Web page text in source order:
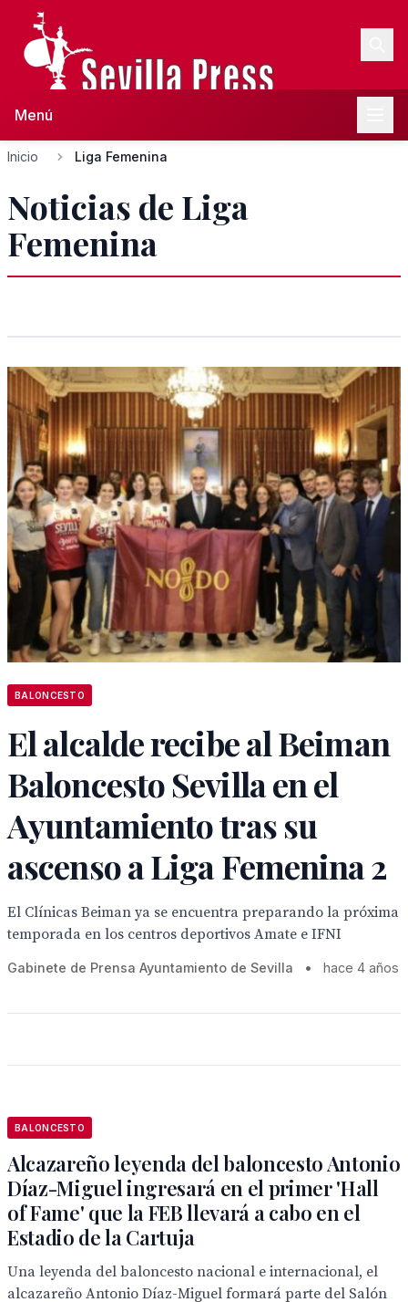
Menú
Inicio Liga Femenina
Noticias de Liga
Femenina
BALONCESTO
El alcalde recibe al Beiman
Baloncesto Sevilla en el
Ayuntamiento tras su
ascenso a Liga Femenina 2
El Clínicas Beiman ya se encuentra preparando la próxima
temporada en los centros deportivos Amate e IFNI
Gabinete de Prensa Ayuntamiento de Sevilla • hace 4 años
BALONCESTO
Alcazareño leyenda del baloncesto Antonio
Díaz-Miguel ingresará en el primer 'Hall
of Fame' que la FEB llevará a cabo en el
Estadio de la Cartuja
Una leyenda del baloncesto nacional e internacional, el
alcazareño Antonio Díaz-Miguel formará parte del Salón